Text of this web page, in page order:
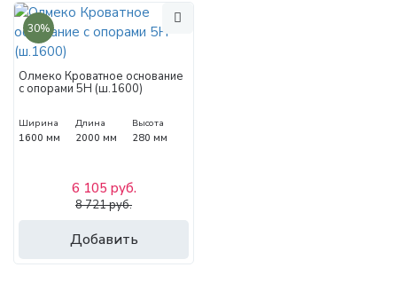
30%
Олмеко Кроватное основание
с опорами 5Н (ш.1600)
Ширина
1600 мм
Длина
2000 мм
Высота
280 мм
Добавить
6 105 руб.
8 721 руб.